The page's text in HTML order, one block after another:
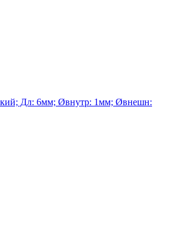
Дл: 6мм; Øвнутр: 1мм; Øвнешн: